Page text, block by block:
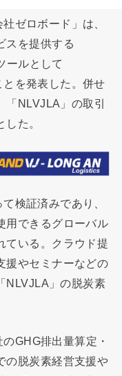
ゼロボード」は、
スを提供する
ールとして
とを発表した。併せ
「NLVJLA」の取引
た。
検証済みであり、
用できるグローバル
ている。クラウド提
援やセミナーなどの
NLVJLA」の脱炭素
GHG排出量算定・
の脱炭素経営支援や